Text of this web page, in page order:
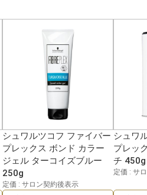
シュワルツコフ ファイバー
プレックス ボンド カラー
ジェル ターコイズブルー
250g
定価 : サロン契約後表示
シュワ
プレッ
チ 450g
定価 : サ